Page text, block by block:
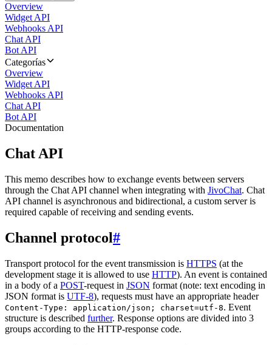
Overview
Widget API
Webhooks API
Chat API
Bot API
Categorías
Overview
Widget API
Webhooks API
Chat API
Bot API
Documentation
Chat API
This memo describes how to exchange events between servers
through the Chat API channel when integrating with JivoChat. Chat
API channel is asynchronous and bidirectional, a custom server is
required capable of receiving and sending events.
Channel protocol#
Transport protocol for the event transmission is HTTPS (at the
development stage it is allowed to use HTTP). An event is contained
in a body of a POST-request in JSON format (note: text encoding in
JSON format is UTF-8), requests must have an appropriate header
Content-Type: application/json; charset=utf-8. Event
structure is described further. Response options are divided into 3
groups according to the HTTP-response code.